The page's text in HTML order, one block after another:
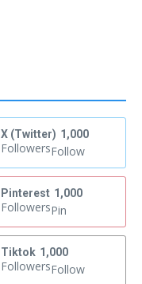
X (Twitter) 1,000
FollowersFollow
Pinterest 1,000
FollowersPin
Tiktok 1,000
FollowersFollow